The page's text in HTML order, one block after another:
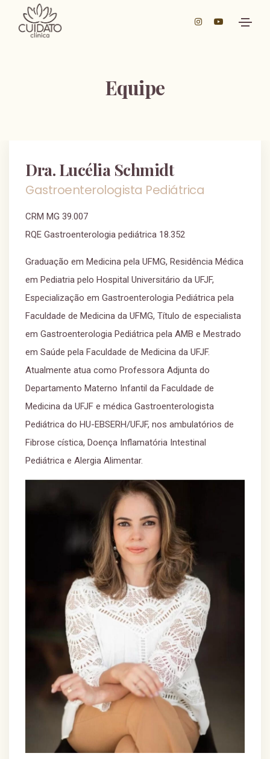
Equipe
Dra. Lucélia Schmidt
Gastroenterologista Pediátrica
CRM MG 39.007
RQE Gastroenterologia pediátrica 18.352
Graduação em Medicina pela UFMG, Residência Médica
em Pediatria pelo Hospital Universitário da UFJF,
Especialização em Gastroenterologia Pediátrica pela
Faculdade de Medicina da UFMG, Título de especialista
em Gastroenterologia Pediátrica pela AMB e Mestrado
em Saúde pela Faculdade de Medicina da UFJF.
Atualmente atua como Professora Adjunta do
Departamento Materno Infantil da Faculdade de
Medicina da UFJF e médica Gastroenterologista
Pediátrica do HU-EBSERH/UFJF, nos ambulatórios de
Fibrose cística, Doença Inflamatória Intestinal
Pediátrica e Alergia Alimentar.